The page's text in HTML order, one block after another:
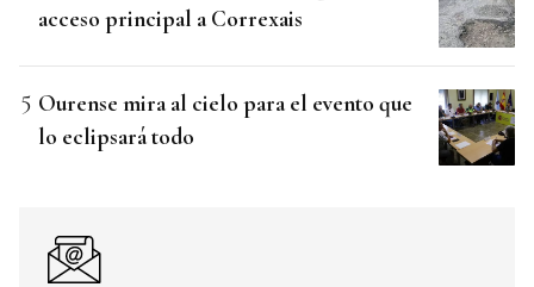
acceso principal a Correxais
Ourense mira al cielo para el evento que
lo eclipsará todo